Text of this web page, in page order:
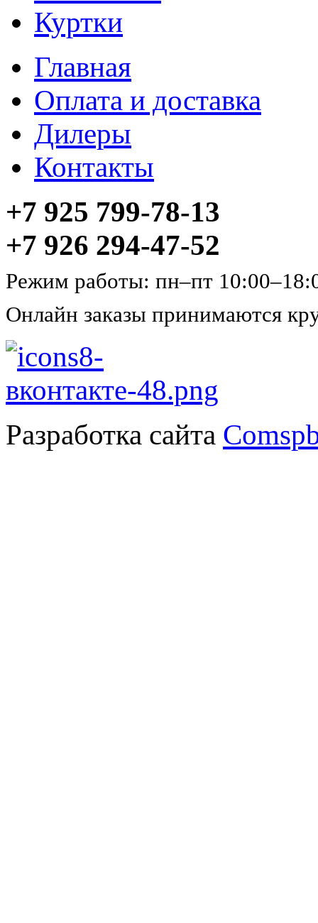
Куртки
Главная
Оплата и доставка
Дилеры
Контакты
+7 925 799-78-13
+7 926 294-47-52
Режим работы: пн–пт
Онлайн заказы принимаются
Разработка сайта